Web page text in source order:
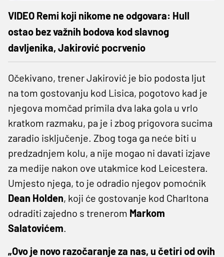
VIDEO Remi koji nikome ne odgovara: Hull
ostao bez važnih bodova kod slavnog
davljenika, Jakirović pocrvenio
Očekivano, trener Jakirović je bio podosta ljut
na tom gostovanju kod Lisica, pogotovo kad je
njegova momčad primila dva laka gola u vrlo
kratkom razmaku, pa je i zbog prigovora sucima
zaradio isključenje. Zbog toga ga neće biti u
predzadnjem kolu, a nije mogao ni davati izjave
za medije nakon ove utakmice kod Leicestera.
Umjesto njega, to je odradio njegov pomoćnik
Dean Holden, koji će gostovanje kod Charltona
odraditi zajedno s trenerom Markom
Salatovićem.
„Ovo je novo razočaranje za nas, u četiri od ovih